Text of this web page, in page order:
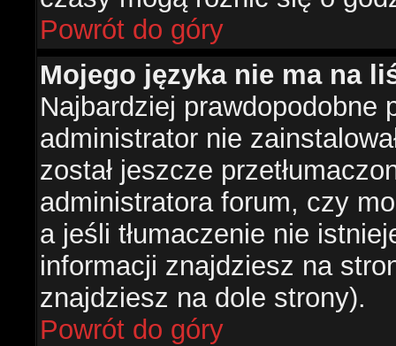
Powrót do góry
Mojego języka nie ma na
Najbardziej prawdopodobne
administrator nie
został jeszcze
administratora forum, czy
a jeśli tłumaczenie nie
informacji znajdziesz na
znajdziesz na dole strony).
Powrót do góry